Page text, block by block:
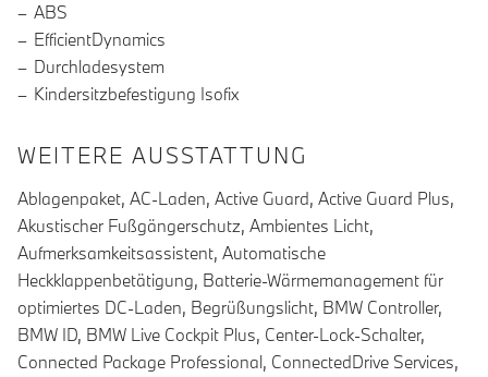
ABS
EfficientDynamics
Durchladesystem
Kindersitzbefestigung Isofix
WEITERE AUSSTATTUNG
Ablagenpaket, AC-Laden, Active Guard, Active Guard Plus,
Akustischer Fußgängerschutz, Ambientes Licht,
Aufmerksamkeitsassistent, Automatische
Heckklappenbetätigung, Batterie-Wärmemanagement für
optimiertes DC-Laden, Begrüßungslicht, BMW Controller,
BMW ID, BMW Live Cockpit Plus, Center-Lock-Schalter,
Connected Package Professional, ConnectedDrive Services,